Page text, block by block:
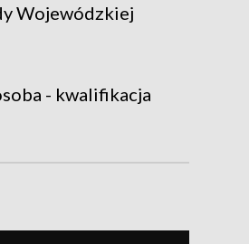
Wojewódzkiej
- kwalifikacja